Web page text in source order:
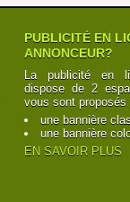
PUBLICITÉ EN
ANNONCEUR?
La publicité en
dispose de 2
vous sont proposés
une bannière
une bannière
EN SAVOIR PLUS